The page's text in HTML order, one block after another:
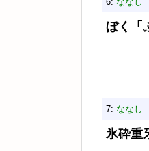
ぼく「
7: ななし
氷砕重